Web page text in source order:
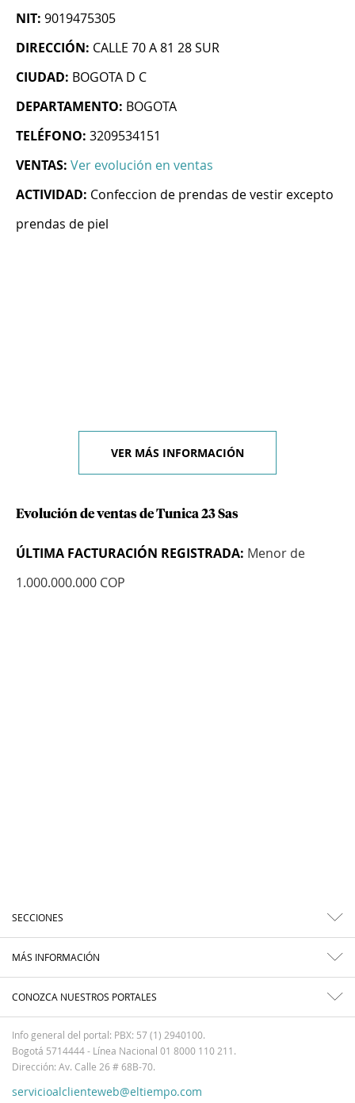
NIT: 9019475305
DIRECCIÓN: CALLE 70 A 81 28 SUR
CIUDAD: BOGOTA D C
DEPARTAMENTO: BOGOTA
TELÉFONO: 3209534151
VENTAS: Ver evolución en ventas
ACTIVIDAD: Confeccion de prendas de vestir excepto
prendas de piel
VER MÁS INFORMACIÓN
Evolución de ventas de Tunica 23 Sas
ÚLTIMA FACTURACIÓN REGISTRADA: Menor de
1.000.000.000 COP
SECCIONES
MÁS INFORMACIÓN
CONOZCA NUESTROS PORTALES
Info general del portal: PBX: 57 (1) 2940100.
Bogotá 5714444 - Línea Nacional 01 8000 110 211.
Dirección: Av. Calle 26 # 68B-70.
servicioalclienteweb@eltiempo.com